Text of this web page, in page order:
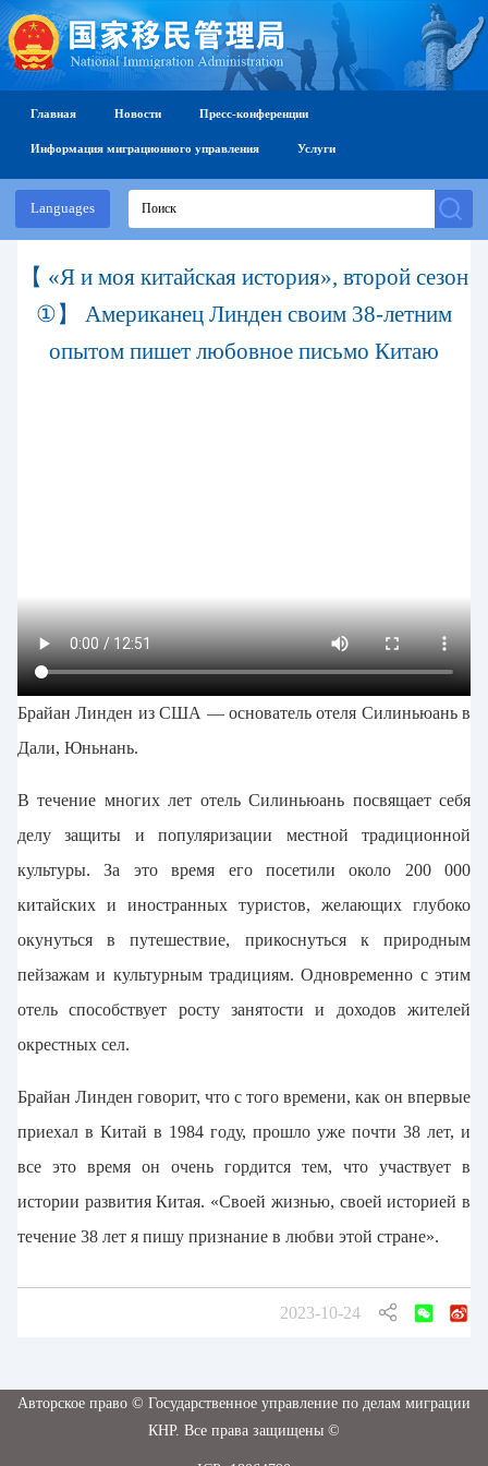
Languages
Главная Новости Пресс-конференции
Информация миграционного управления Услуги
【 «Я и моя китайская история», второй сезон
①】 Американец Линден своим 38-летним
опытом пишет любовное письмо Китаю
Брайан Линден из США — основатель отеля Силиньюань в
Дали, Юньнань.
В течение многих лет отель Силиньюань посвящает себя
делу защиты и популяризации местной традиционной
культуры. За это время его посетили около 200 000
китайских и иностранных туристов, желающих глубоко
окунуться в путешествие, прикоснуться к природным
пейзажам и культурным традициям. Одновременно с этим
отель способствует росту занятости и доходов жителей
окрестных сел.
Брайан Линден говорит, что с того времени, как он впервые
приехал в Китай в 1984 году, прошло уже почти 38 лет, и
все это время он очень гордится тем, что участвует в
истории развития Китая. «Своей жизнью, своей историей в
течение 38 лет я пишу признание в любви этой стране».
2023-10-24
Авторское право © Государственное управление по делам миграции
КНР. Все права защищены ©